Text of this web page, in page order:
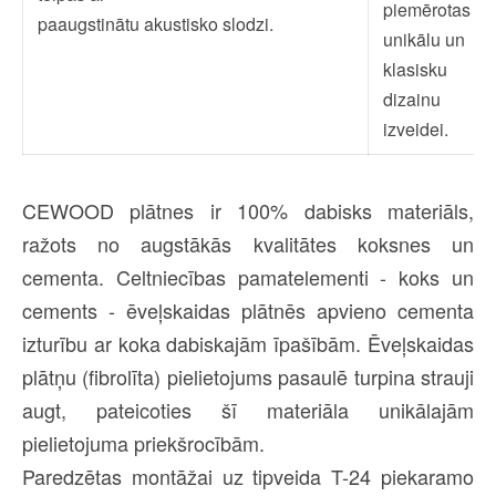
paaugstinātu akustisko slodzi.
piemērotas
unikālu un
klasisku
dizainu
izveidei.
CEWOOD plātnes ir 100% dabisks materiāls,
ražots no augstākās kvalitātes koksnes un
cementa. Celtniecības pamatelementi - koks un
cements - ēveļskaidas plātnēs apvieno cementa
izturību ar koka dabiskajām īpašībām. Ēveļskaidas
plātņu (fibrolīta) pielietojums pasaulē turpina strauji
augt, pateicoties šī materiāla unikālajām
pielietojuma priekšrocībām.
Paredzētas montāžai uz tipveida T-24 piekaramo